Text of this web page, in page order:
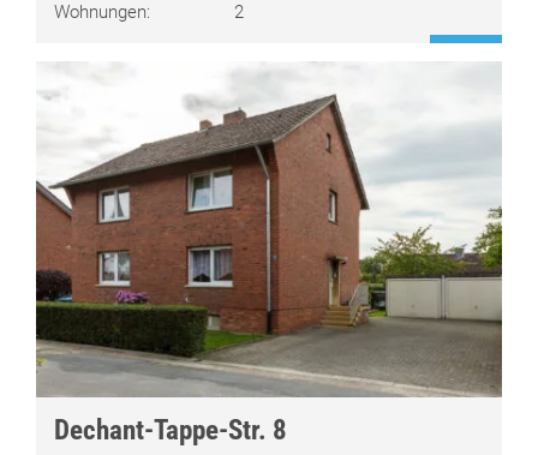
Wohnungen:
2
Dechant-Tappe-Str. 8